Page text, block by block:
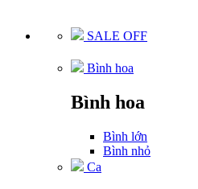
SALE OFF
Bình hoa
Bình hoa
Bình lớn
Bình nhỏ
Ca